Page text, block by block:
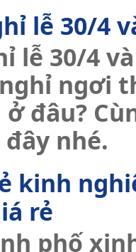
lễ 30/4
lễ 30/4
ngơi
đâu?
nhé.
kinh
rẻ
phố